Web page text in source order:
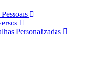
Personalizadas